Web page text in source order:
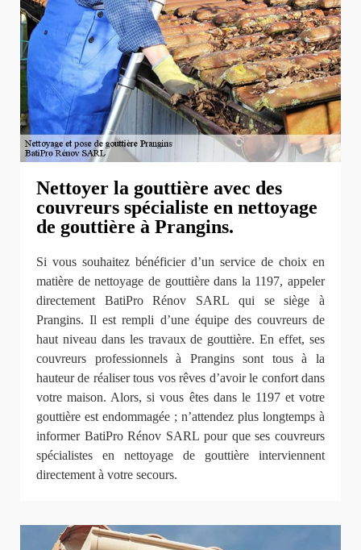
Nettoyer la gouttière avec des
couvreurs spécialiste en nettoyage
de gouttière à Prangins.
Si vous souhaitez bénéficier d’un service de choix en
matière de nettoyage de gouttière dans la 1197, appeler
directement BatiPro Rénov SARL qui se siège à
Prangins. Il est rempli d’une équipe des couvreurs de
haut niveau dans les travaux de gouttière. En effet, ses
couvreurs professionnels à Prangins sont tous à la
hauteur de réaliser tous vos rêves d’avoir le confort dans
votre maison. Alors, si vous êtes dans le 1197 et votre
gouttière est endommagée ; n’attendez plus longtemps à
informer BatiPro Rénov SARL pour que ses couvreurs
spécialistes en nettoyage de gouttière interviennent
directement à votre secours.